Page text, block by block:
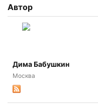
Автор
Дима Бабушкин
Москва